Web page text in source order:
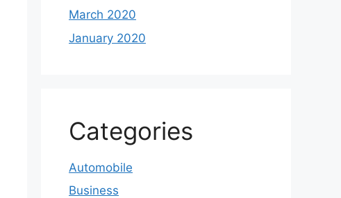
March 2020
January 2020
Categories
Automobile
Business